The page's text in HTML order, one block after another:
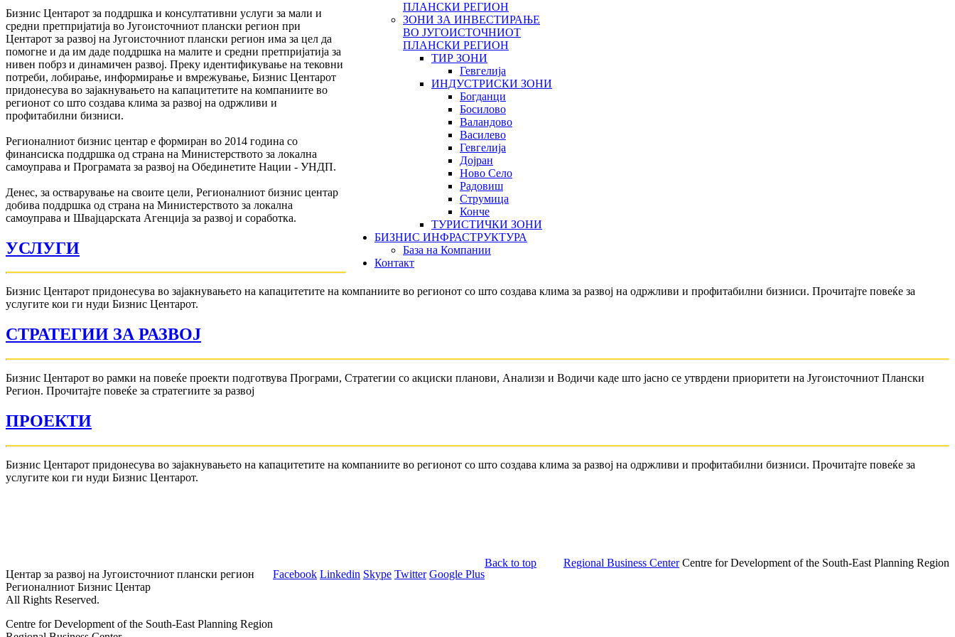
ПЛАНСКИ РЕГИОН
ЗОНИ ЗА ИНВЕСТИРАЊЕ
ВО ЈУГОИСТОЧНИОТ
ПЛАНСКИ РЕГИОН
ТИР ЗОНИ
Гевгелија
ИНДУСТРИСКИ ЗОНИ
Богданци
Босилово
Валандово
Василево
Гевгелија
Дојран
Ново Село
Радовиш
Струмица
Конче
ТУРИСТИЧКИ ЗОНИ
БИЗНИС ИНФРАСТРУКТУРА
База на Компании
Контакт
Бизнис Центарот за поддршка и консултативни услуги за мали и
средни претпријатија во Југоисточниот плански регион при
Центарот за развој на Југоисточниот плански регион има за цел да
помогне и да им даде поддршка на малите и средни претпријатија за
нивен побрз и динамичен развој. Преку идентификување на тековни
потреби, лобирање, информирање и вмрежување, Бизнис Центарот
придонесува во зајакнувањето на капацитетите на компаниите во
регионот со што создава клима за развој на одржливи и
профитабилни бизниси.
Регионалниот бизнис центар е формиран во 2014 година со
финансиска поддршка од страна на Министерството за локална
самоуправа и Програмата за развој на Обединетите Нации - УНДП.
Денес, за остварување на своите цели, Регионалниот бизнис центар
добива поддршка од страна на Министерството за локална
самоуправа и Швајцарската Агенција за развој и соработка.
УСЛУГИ
Бизнис Центарот придонесува во зајакнувањето на капацитетите на компаниите во регионот со што создава клима за развој на одржливи и профитабилни бизниси. Прочитајте повеќе за
услугите кои ги нуди Бизнис Центарот.
СТРАТЕГИИ ЗА РАЗВОЈ
Бизнис Центарот во рамки на повеќе проекти подготвува Програми, Стратегии со акциски планови, Анализи и Водичи каде што јасно се утврдени приоритети на Југоисточниот Плански
Регион. Прочитајте повеќе за стратегиите за развој
ПРОЕКТИ
Бизнис Центарот придонесува во зајакнувањето на капацитетите на компаниите во регионот со што создава клима за развој на одржливи и профитабилни бизниси. Прочитајте повеќе за
услугите кои ги нуди Бизнис Центарот.
Центар за развој на Југоисточниот плански регион
Регионалниот Бизнис Центар
All Rights Reserved.
Centre for Development of the South-East Planning Region
Facebook Linkedin Skype Twitter Google Plus
Regional Business CenterCentre for Development of the South-East Planning Region
Back to top